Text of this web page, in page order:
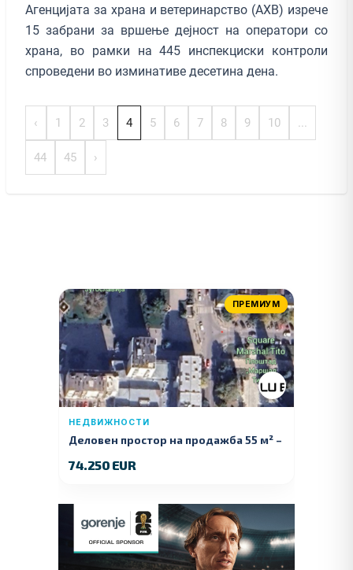
Агенцијата за храна и ветеринарство (АХВ) изрече
15 забрани за вршење дејност на оператори со
храна, во рамки на 445 инспекциски контроли
спроведени во изминативе десетина дена.
‹ 1 2 3 4 5 6 7 8 9 10 ...
44 45 ›
ПРЕМИУМ
НЕДВИЖНОСТИ
Деловен простор на продажба 55 м² –
74.250 EUR